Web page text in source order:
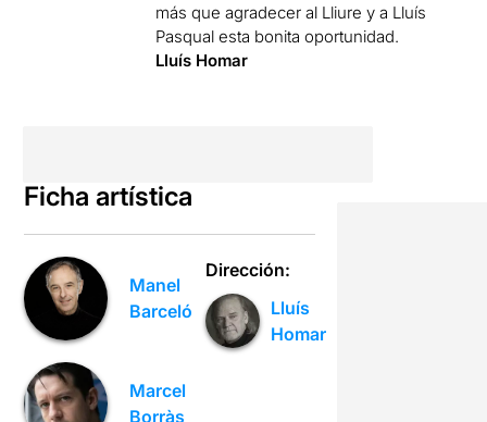
más que agradecer al Lliure y a Lluís
Pasqual esta bonita oportunidad.
Lluís Homar
Ficha artística
Manel
Barceló
Marcel
Borràs
Dirección:
Lluís
Homar